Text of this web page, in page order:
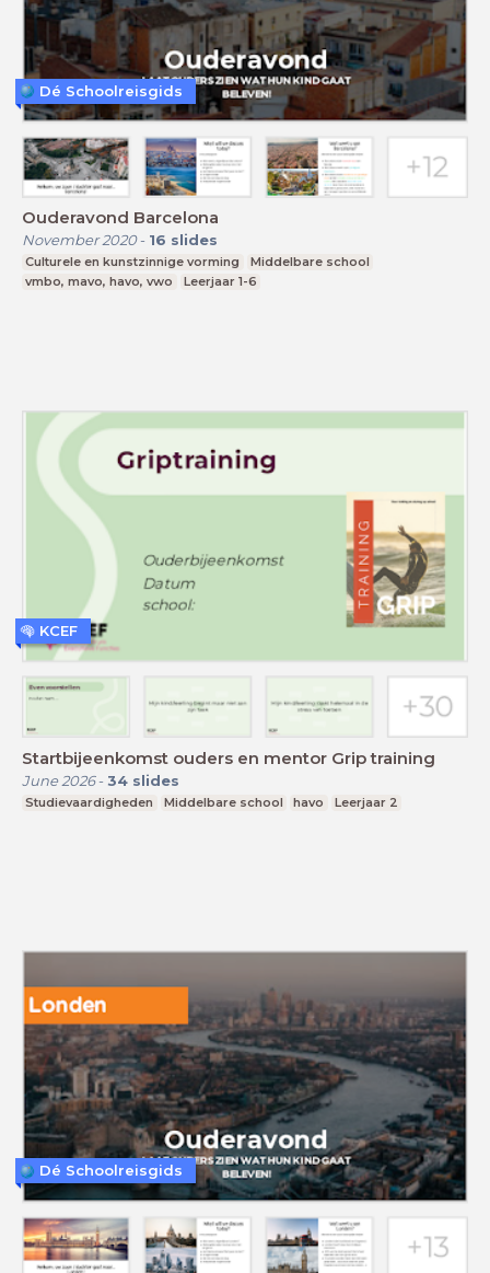
Ouderavond Barcelona
November 2020- 16 slides
Culturele en kunstzinnige vorming
Middelbare school
vmbo, mavo, havo, vwo
Leerjaar 1-6
Dé Schoolreisgids
Startbijeenkomst ouders en mentor Grip training
June 2026- 34 slides
Studievaardigheden Middelbare school havo Leerjaar 2
KCEF
Dé Schoolreisgids